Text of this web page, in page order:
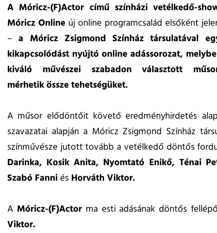
A Móricz-(F)Actor című színházi vetélkedő-
Móricz Online új online programcsalád elsőként
–a Móricz Zsigmond Színház társulatával
kikapcsolódást nyújtó online adássorozat,
kiváló művészei szabadon választott
mérhetik össze tehetségüket.
A műsor elődöntőit követő eredményhirdetés
szavazatai alapján a Móricz Zsigmond Színház
színművésze jutott tovább a vetélkedő döntős
Darinka, Kosik Anita, Nyomtató Enikő, Ténai
Szabó FanniésHorváth Viktor.
A Móricz-(F)Actor ma esti adásának döntős
Viktor.